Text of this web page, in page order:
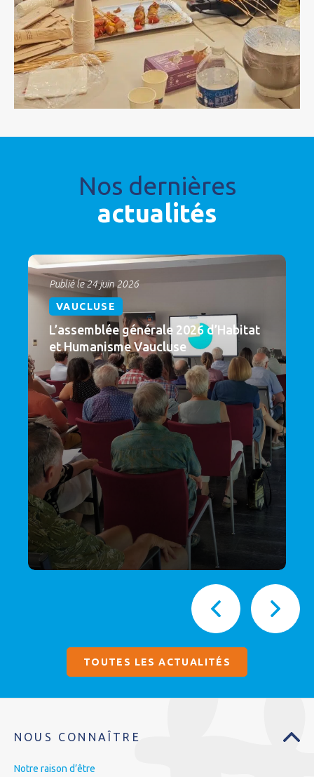
Nos dernières
actualités
Publié le 24 juin 2026
VAUCLUSE
L’assemblée générale 2026 d’Habitat
et Humanisme Vaucluse
TOUTES LES ACTUALITÉS
NOUS CONNAÎTRE
Notre raison d’être